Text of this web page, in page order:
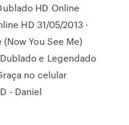
HD Online
HD 31/05/2013 ·
You See Me)
e Legendado
no celular
- Daniel